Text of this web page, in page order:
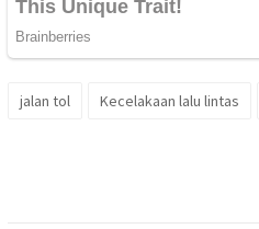
jalan tol Kecelakaan lalu lintas